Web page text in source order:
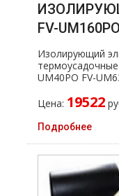
FV-UM160PO
Изолирующий
UM40PO FV-
Цена: 19522
Подробнее